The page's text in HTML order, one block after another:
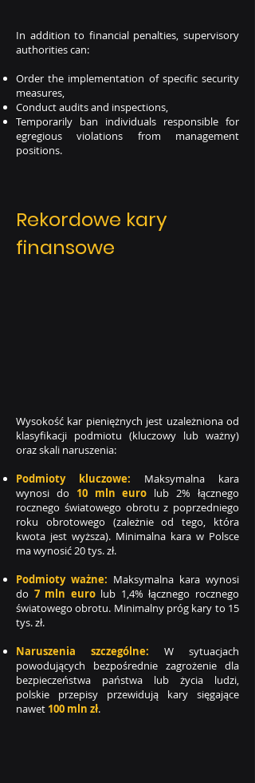
In addition to financial penalties, supervisory
authorities can:
Order the implementation of specific security
measures,
Conduct audits and inspections,
Temporarily ban individuals responsible for
egregious violations from management
positions.
Rekordowe kary
finansowe
Wysokość kar pieniężnych jest uzależniona od
klasyfikacji podmiotu (kluczowy lub ważny)
oraz skali naruszenia:
Podmioty kluczowe: Maksymalna kara
wynosi do 10 mln euro lub 2% łącznego
rocznego światowego obrotu z poprzedniego
roku obrotowego (zależnie od tego, która
kwota jest wyższa). Minimalna kara w Polsce
ma wynosić 20 tys. zł.
Podmioty ważne: Maksymalna kara wynosi
do 7 mln eurolub 1,4% łącznego rocznego
światowego obrotu. Minimalny próg kary to 15
tys. zł.
Naruszenia szczególne: W sytuacjach
powodujących bezpośrednie zagrożenie dla
bezpieczeństwa państwa lub życia ludzi,
polskie przepisy przewidują kary sięgające
nawet 100 mln zł.